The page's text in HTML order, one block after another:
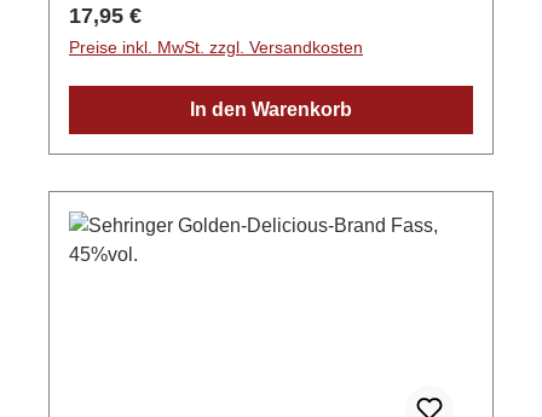
Regulärer Preis:
17,95 €
Preise inkl. MwSt. zzgl. Versandkosten
In den Warenkorb